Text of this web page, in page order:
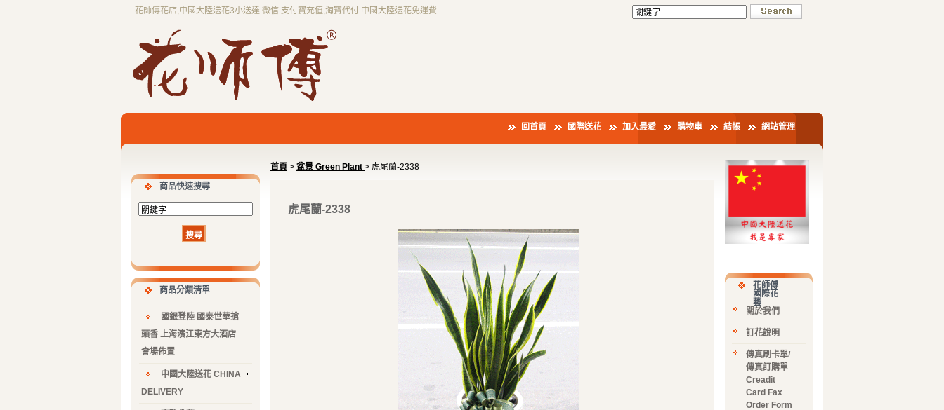
花師傅花店,中國大陸送花3小送達.微信.支付寶充值,淘寶代付.中國大陸送花免運費
回首頁 國際送花 加入最愛 購物車 結帳 網站管理
商品快速搜尋
商品分類清單
國銀登陸 國泰世華搶
頭香 上海濱江東方大酒店
會場佈置
中國大陸送花 CHINA
DELIVERY
首頁 > 盆景 Green Plant > 虎尾蘭-2338
虎尾蘭-2338
花師傅
國際花
藝
關於我們
訂花說明
傳真刷卡單/
傳真訂購單
Creadit
Card Fax
Order Form